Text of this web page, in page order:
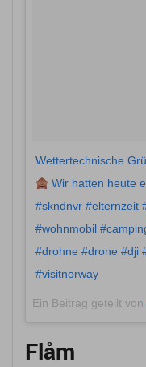
Wettertechnische
Wir hatten heute
#skndnvr #elternzeit
#wohnmobil
#drohne #drone #dji
#visitnorway
Ein Beitrag geteilt von
Flåm